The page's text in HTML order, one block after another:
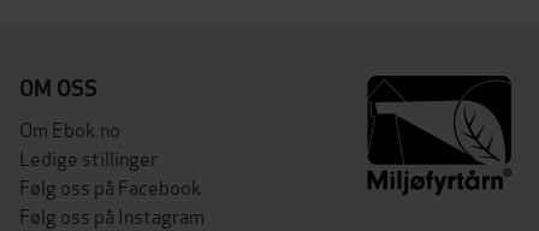
OM OSS
Om Ebok.no
Ledige stillinger
Følg oss på Facebook
Følg oss på Instagram